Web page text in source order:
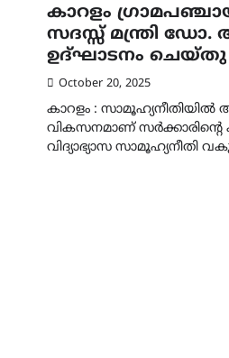
കാറളം
സദസ്സ് മന്ത്രി ഡോ.
ഉദ്ഘാടനം ചെയ്തു
October 20, 2025
കാറളം : സാമൂഹ്യനീതിയിൽ
വികസനമാണ് സർക്കാരിന്റെ
വിദ്യാഭ്യാസ സാമൂഹ്യനീതി